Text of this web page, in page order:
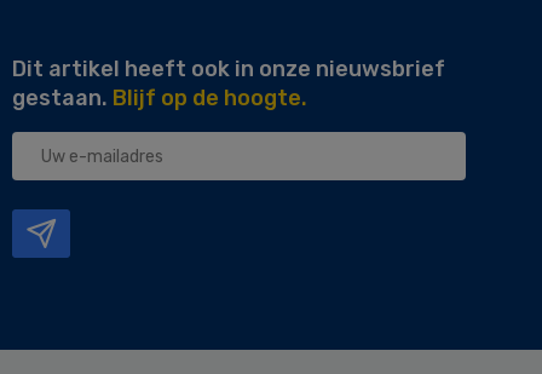
Dit artikel heeft ook in onze nieuwsbrief
gestaan. Blijf op de hoogte.
Uw